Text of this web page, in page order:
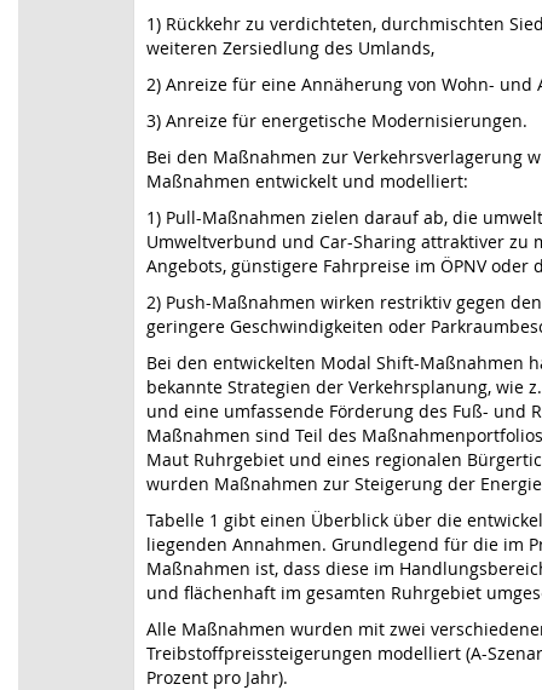
1) Rückkehr zu verdichteten, durchmischten
weiteren Zersiedlung des Umlands,
2) Anreize für eine Annäherung von Wohn-
3) Anreize für energetische Modernisierungen.
Bei den Maßnahmen zur Verkehrsverlagerung
Maßnahmen entwickelt und modelliert:
1) Pull-Maßnahmen zielen darauf ab, die
Umweltverbund und Car-Sharing attraktiver zu
Angebots, günstigere Fahrpreise im ÖPNV oder
2) Push-Maßnahmen wirken restriktiv gegen
geringere Geschwindigkeiten oder
Bei den entwickelten Modal Shift-Maßnahmen
bekannte Strategien der Verkehrsplanung, wie
und eine umfassende Förderung des Fuß- und
Maßnahmen sind Teil des
Maut Ruhrgebiet und eines regionalen
wurden Maßnahmen zur Steigerung der
Tabelle 1 gibt einen Überblick über die
liegenden Annahmen. Grundlegend für die im
Maßnahmen ist, dass diese im
und flächenhaft im gesamten Ruhrgebiet
Alle Maßnahmen wurden mit zwei
Treibstoffpreissteigerungen modelliert (A-
Prozent pro Jahr).